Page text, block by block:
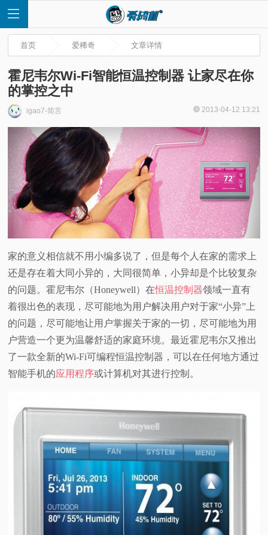
首
页
快
讯
测
视
频
科
普
首页 爱稀奇 文章详情
霍尼韦尔Wi-Fi智能恒温控制器 让家尽在你
的掌控之中
igao7-简言 2013-04-12 13:21
家的意义相信就不用小编多说了，但是每个人在家的需求上
还是存在着大同小异的，大同很简单，小异却是个比较复杂
的问题。霍尼韦尔（Honeywell）在恒温控制器领域一直有
着很出色的表现 ，尽可能地为用户解决用户对于家“小异”上
的问题，尽可能地让用户掌握关于家的一切，尽可能地为用
户营造一个更为温馨舒适的家庭环境。最近霍尼韦尔又推出
了一款全新的Wi-Fi可编程恒温控制器，可以在任何地方通过
智能手机的应用程序或计算机对其进行控制。